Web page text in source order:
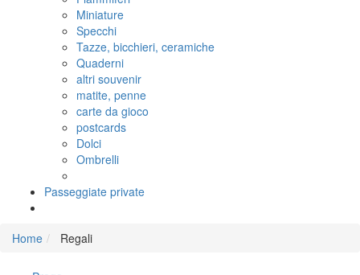
Miniature
Specchi
Tazze, bicchieri, ceramiche
Quaderni
altri souvenir
matite, penne
carte da gioco
postcards
Dolci
Ombrelli
Passeggiate private
Home Regali